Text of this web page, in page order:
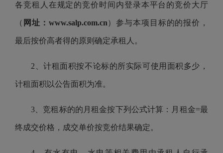
各竞租人在规定的竞价时间内登录本平台的竞价大厅
（ 网址：www.salp.com.cn）参与本项目标的的报价，
最后按价高者得的原则确定承租人。
2、计租面积按不论标的所实际可使用面积多少，
计租面积以公告面积为准。
3、竞租标的的月租金按下列公式计算：月租金=最
终成交价格，成交单价按竞价结果确定。